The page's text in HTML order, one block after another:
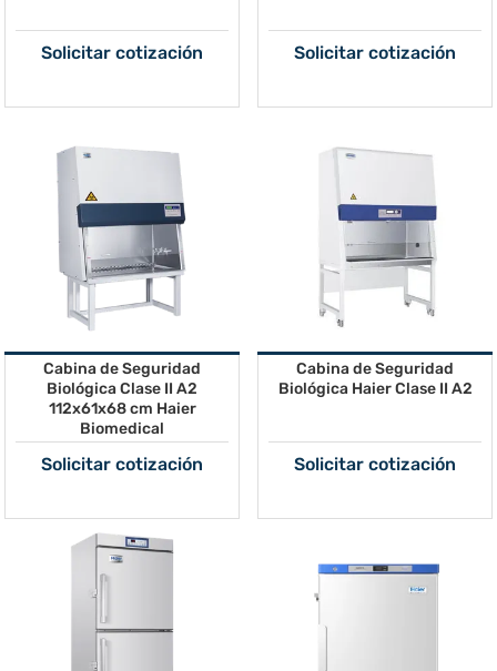
Solicitar cotización Solicitar cotización
Cabina de Seguridad
Biológica Clase II A2
112x61x68 cm Haier
Biomedical
Solicitar cotización
Cabina de Seguridad
Biológica Haier Clase II A2
Solicitar cotización